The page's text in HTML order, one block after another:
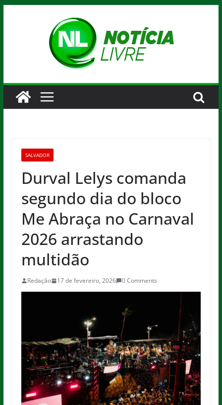
SALVADOR
Durval Lelys comanda
segundo dia do bloco
Me Abraça no Carnaval
2026 arrastando
multidão
Redação 17 de fevereiro, 2026 0 Comments